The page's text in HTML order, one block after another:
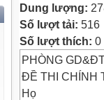
Dung lượng:
Số lượt tải: 516
Số lượt thích: 0
PHÒNG
ĐỀ THI CHÍNH
Họ